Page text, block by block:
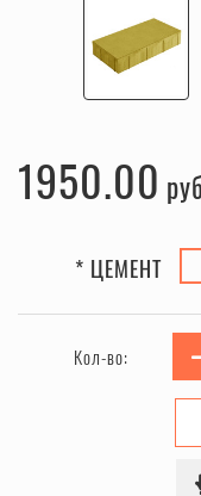
1950.00
* ЦЕМЕНТ
Кол-во: